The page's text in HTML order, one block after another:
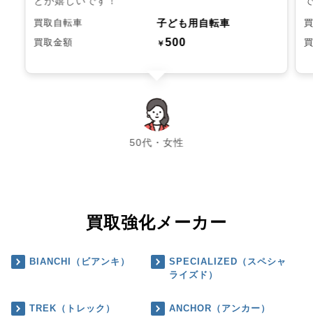
買取自転車 子ども用自転車
買取金額 ￥500
50代・女性
chevron_left chevron_right
買取強化メーカー
BIANCHI（ビアンキ）
SPECIALIZED（スペシャ
ライズド）
TREK（トレック） ANCHOR（アンカー）